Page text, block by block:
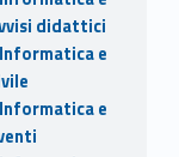
didattici
e
e